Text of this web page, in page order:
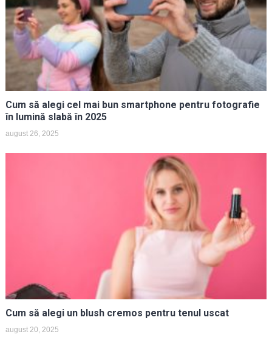
Cum să alegi cel mai bun smartphone pentru fotografie
în lumină slabă în 2025
august 26, 2025
Cum să alegi un blush cremos pentru tenul uscat
august 20, 2025